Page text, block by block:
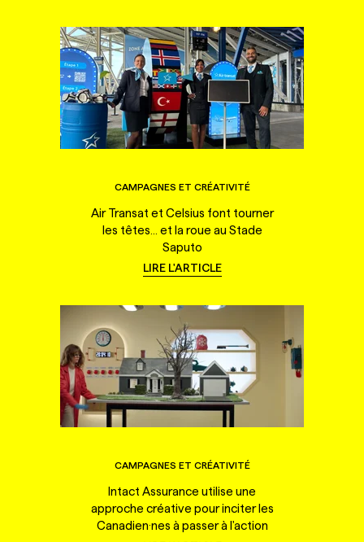
CAMPAGNES ET CRÉATIVITÉ
Air Transat et Celsius font tourner
les têtes... et la roue au Stade
Saputo
LIRE L'ARTICLE
CAMPAGNES ET CRÉATIVITÉ
Intact Assurance utilise une
approche créative pour inciter les
Canadien·nes à passer à l'action